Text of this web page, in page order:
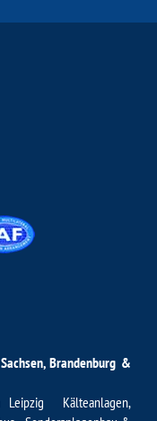
Brandenburg &
Leipzig Kälteanlagen,